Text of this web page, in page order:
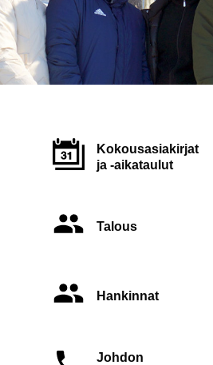
Kokousasiakirjat
ja -aikataulut
Talous
Hankinnat
Johdon